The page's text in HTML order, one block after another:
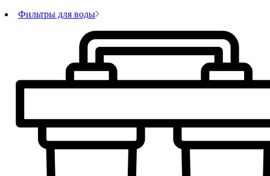
Фильтры для воды